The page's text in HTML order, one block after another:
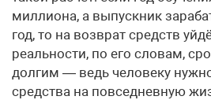
миллиона, а выпускник
год, то на возврат средств
реальности, по его словам,
долгим — ведь человеку
средства на повседневную